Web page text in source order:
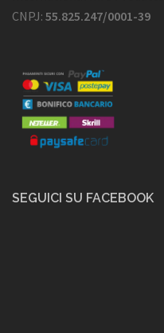
CNPJ: 55.825.247/0001-39
SEGUICI SU FACEBOOK